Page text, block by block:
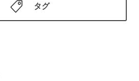
タグ